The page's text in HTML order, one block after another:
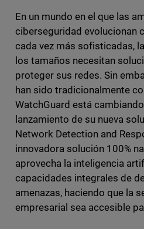
En un mundo en el que las
ciberseguridad evolucionan
cada vez más sofisticadas,
los tamaños necesitan
proteger sus redes. Sin
han sido tradicionalmente
WatchGuard está
lanzamiento de su nueva
Network Detection and
innovadora solución 100%
aprovecha la inteligencia
capacidades integrales de
amenazas, haciendo que la
empresarial sea accesible